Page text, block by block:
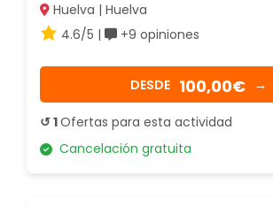
Huelva | Huelva
4.6/5 |
+9 opiniones
DESDE 100,00€ →
↺ 1Ofertas para esta actividad
Cancelación gratuita